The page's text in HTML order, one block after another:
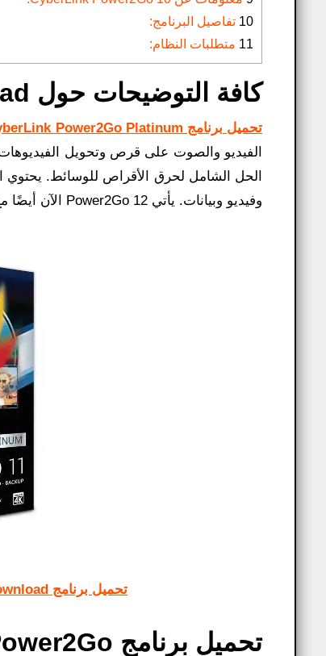
10 تفاصيل البرنامج:
11 متطلبات النظام:
كافة التوضيحات حول Cyberlink Power2go 8 Download​:
تحميل برنامج CyberLink Power2Go Platinum
الحل الشامل لحرق الأقراص للوسائط.
وفيديو وبيانات. يأتي Power2Go 12 الآن أيضًا مع خياري النسخ الاحتياطي لوسائل التواصل الاجتماعي واستعادة النظام.
تحميل برنامج Cyberlink Powerdirector Ultimate Download كامل 2025
تحميل برنامج CyberLink Power2Go كامل: